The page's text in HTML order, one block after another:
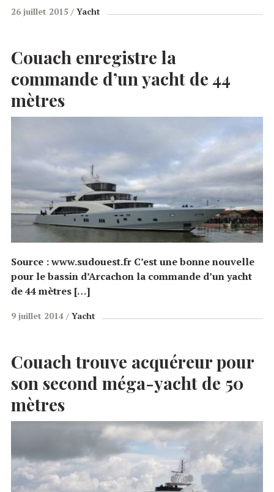
26 juillet 2015 Yacht
Couach enregistre la
commande d’un yacht de 44
mètres
Source : www.sudouest.fr C’est une bonne nouvelle
pour le bassin d’Arcachon la commande d’un yacht
de 44 mètres […]
9 juillet 2014 Yacht
Couach trouve acquéreur pour
son second méga-yacht de 50
mètres